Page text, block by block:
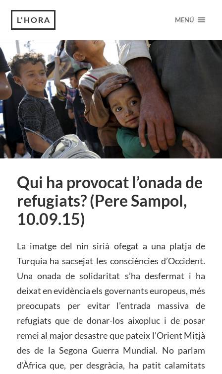
L'HORA MENÚ
Qui ha provocat l’onada de
refugiats? (Pere Sampol,
10.09.15)
La imatge del nin sirià ofegat a una platja de
Turquia ha sacsejat les consciències d’Occident.
Una onada de solidaritat s’ha desfermat i ha
deixat en evidència els governants europeus, més
preocupats per evitar l’entrada massiva de
refugiats que de donar-los aixopluc i de posar
remei al major desastre que pateix l’Orient Mitjà
des de la Segona Guerra Mundial. No parlam
d’Àfrica que, per desgràcia, ha patit calamitats